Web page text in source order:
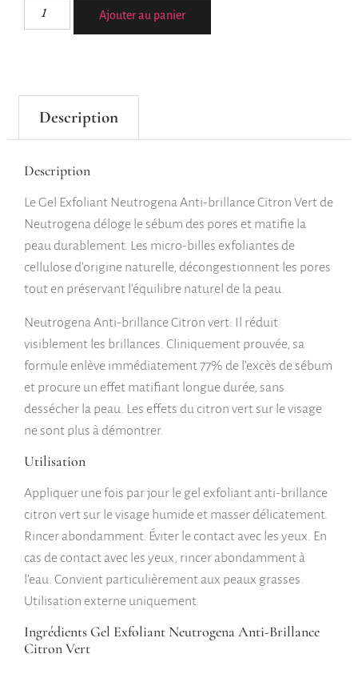
Ajouter au panier
Description
Description
Le Gel Exfoliant Neutrogena Anti-brillance Citron Vert de
Neutrogena déloge le sébum des pores et matifie la
peau durablement. Les micro-billes exfoliantes de
cellulose d’origine naturelle, décongestionnent les pores
tout en préservant l’équilibre naturel de la peau.
Neutrogena Anti-brillance Citron vert: Il réduit
visiblement les brillances. Cliniquement prouvée, sa
formule enlève immédiatement 77% de l’excès de sébum
et procure un effet matifiant longue durée, sans
dessécher la peau. Les effets du citron vert sur le visage
ne sont plus à démontrer.
Utilisation
Appliquer une fois par jour le gel exfoliant anti-brillance
citron vert sur le visage humide et masser délicatement.
Rincer abondamment. Éviter le contact avec les yeux. En
cas de contact avec les yeux, rincer abondamment à
l’eau. Convient particulièrement aux peaux grasses.
Utilisation externe uniquement.
Ingrédients Gel Exfoliant Neutrogena Anti-Brillance
Citron Vert